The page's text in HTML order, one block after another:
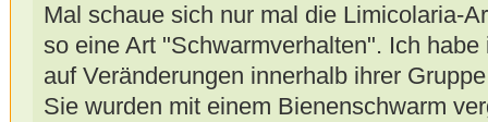
Mal schaue sich nur mal die Limicolaria-
so eine Art "Schwarmverhalten". Ich
auf Veränderungen innerhalb ihrer
Sie wurden mit einem Bienenschwarm